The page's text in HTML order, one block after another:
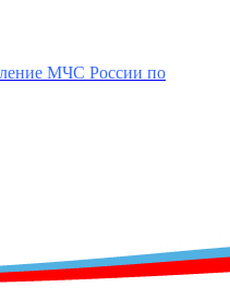
МЧС России по